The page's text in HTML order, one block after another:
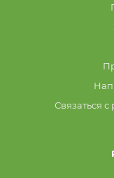
Связаться с